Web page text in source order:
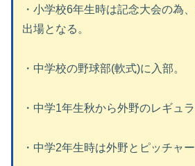
・小学校6年生時は記念大会の為
出場となる。
・中学校の野球部(軟式)に入部。
・中学1年生秋から外野のレギュラ
・中学2年生時は外野とピッチャー